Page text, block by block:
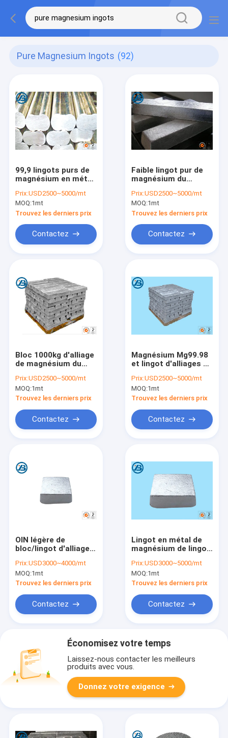
Pure Magnesium Ingots (92)
99,9 lingots purs de
magnésium en métal
lingot d'alliage de
magnésium de
grande pureté
Prix:USD2500~5000/mt
MOQ:1mt
Trouvez les derniers prix
Contactez
Faible lingot pur de
magnésium du
très utilisé dans
l'équipement portatif
Prix:USD2500~5000/mt
MOQ:1mt
Trouvez les derniers prix
Contactez
Bloc 1000kg d'alliage
de magnésium du
de magnésium en
métal ou adapté aux
besoins du client
Prix:USD2500~5000/mt
MOQ:1mt
Trouvez les derniers prix
Contactez
Magnésium Mg99.98
et lingot d'alliages de
roues d'alliage de
bicyclette
Prix:USD2500~5000/mt
MOQ:1mt
Trouvez les derniers prix
Contactez
OIN légère de
bloc/lingot d'alliage
d'AZ31B diplôméee
Prix:USD3000~4000/mt
MOQ:1mt
Trouvez les derniers prix
Contactez
Lingot en métal de
magnésium de lingot
magnésium du
magnésium 99,99
pour produire
Prix:USD3000~5000/mt
MOQ:1mt
Trouvez les derniers prix
Contactez
Économisez votre temps
Laissez-nous contacter les meilleurs
produits avec vous.
Donnez votre exigence